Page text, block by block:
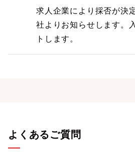
求人企業により採否が決
社よりお知らせします。
トします。
よくあるご質問